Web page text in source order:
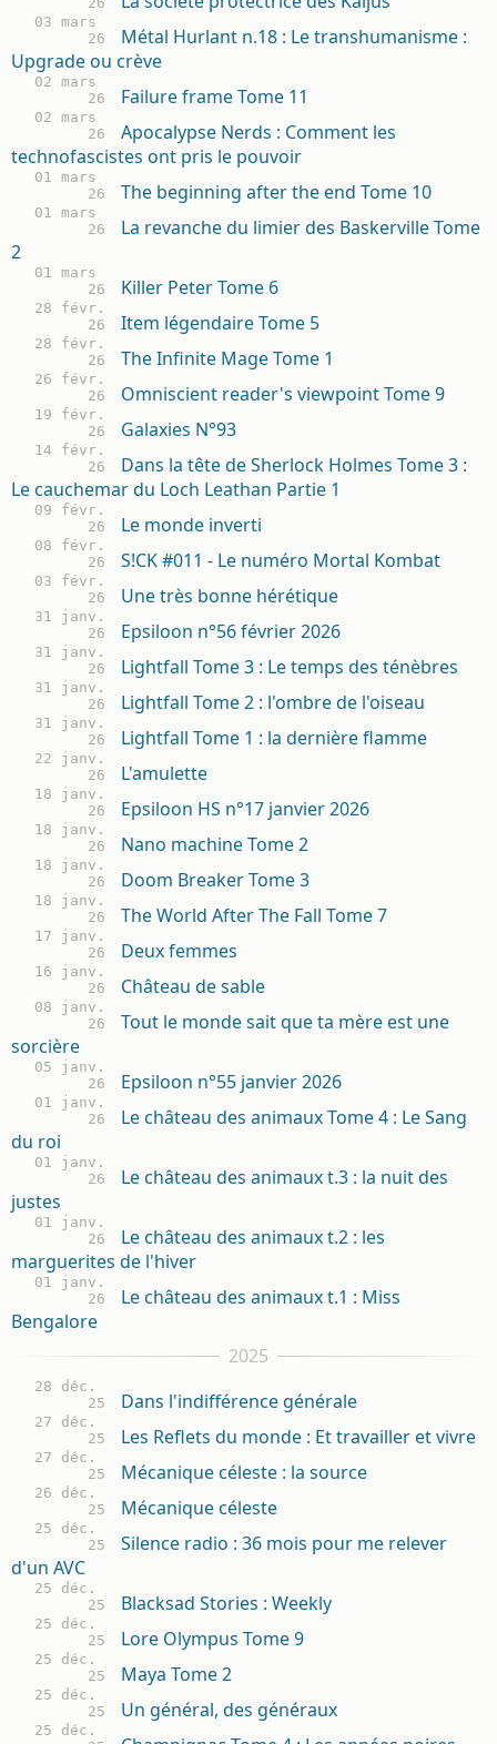
03 mars
26
Métal Hurlant n.18 : Le transhumanisme :
Upgrade ou crève
02 mars
26
Failure frame Tome 11
02 mars
26
Apocalypse Nerds : Comment les
technofascistes ont pris le pouvoir
01 mars
26
The beginning after the end Tome 10
01 mars
26
La revanche du limier des Baskerville Tome
2
01 mars
26
Killer Peter Tome 6
28 févr.
26
Item légendaire Tome 5
28 févr.
26
The Infinite Mage Tome 1
26 févr.
26
Omniscient reader's viewpoint Tome 9
19 févr.
26
Galaxies N°93
14 févr.
26
Dans la tête de Sherlock Holmes Tome 3 :
Le cauchemar du Loch Leathan Partie 1
09 févr.
26
Le monde inverti
08 févr.
26
S!CK #011 - Le numéro Mortal Kombat
03 févr.
26
Une très bonne hérétique
31 janv.
26
Epsiloon n°56 février 2026
31 janv.
26
Lightfall Tome 3 : Le temps des ténèbres
31 janv.
26
Lightfall Tome 2 : l'ombre de l'oiseau
31 janv.
26
Lightfall Tome 1 : la dernière flamme
22 janv.
26
L'amulette
18 janv.
26
Epsiloon HS n°17 janvier 2026
18 janv.
26
Nano machine Tome 2
18 janv.
26
Doom Breaker Tome 3
18 janv.
26
The World After The Fall Tome 7
17 janv.
26
Deux femmes
16 janv.
26
Château de sable
08 janv.
26
Tout le monde sait que ta mère est une
sorcière
05 janv.
26
Epsiloon n°55 janvier 2026
01 janv.
26
Le château des animaux Tome 4 : Le Sang
du roi
01 janv.
26
Le château des animaux t.3 : la nuit des
justes
01 janv.
26
Le château des animaux t.2 : les
marguerites de l'hiver
01 janv.
26
Le château des animaux t.1 : Miss
Bengalore
28 déc.
25
Dans l'indifférence générale
27 déc.
25
Les Reflets du monde : Et travailler et vivre
27 déc.
25
Mécanique céleste : la source
26 déc.
25
Mécanique céleste
25 déc.
25
Silence radio : 36 mois pour me relever
d'un AVC
25 déc.
25
Blacksad Stories : Weekly
25 déc.
25
Lore Olympus Tome 9
25 déc.
25
Maya Tome 2
25 déc.
25
Un général, des généraux
25 déc.